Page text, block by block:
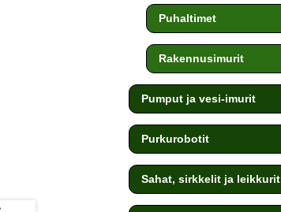
Puhaltimet
Rakennusimurit
Pumput ja vesi-imurit
Purkurobotit
Sahat, sirkkelit ja leikkurit